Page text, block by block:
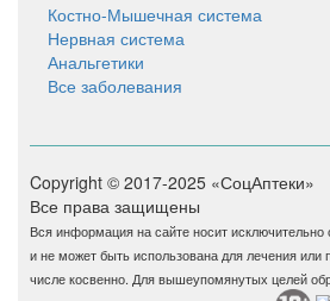
Костно-Мышечная система
Нервная система
Анальгетики
Все заболевания
Copyright © 2017-2025 «СоцАптеки»
Все права защищены
Вся информация на сайте носит исключительно
и не может быть использована для лечения или
числе косвенно. Для вышеупомянутых целей